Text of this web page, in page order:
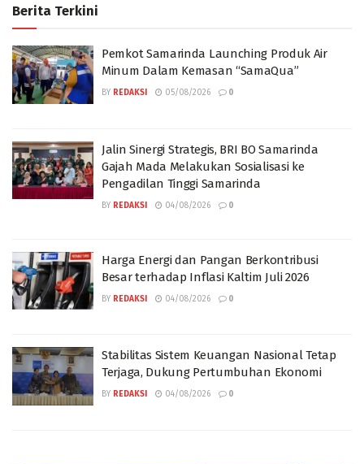
Berita Terkini
Pemkot Samarinda Launching Produk Air
Minum Dalam Kemasan “SamaQua”
BY REDAKSI 05/08/2026 0
Jalin Sinergi Strategis, BRI BO Samarinda
Gajah Mada Melakukan Sosialisasi ke
Pengadilan Tinggi Samarinda
BY REDAKSI 04/08/2026 0
Harga Energi dan Pangan Berkontribusi
Besar terhadap Inflasi Kaltim Juli 2026
BY REDAKSI 04/08/2026 0
Stabilitas Sistem Keuangan Nasional Tetap
Terjaga, Dukung Pertumbuhan Ekonomi
BY REDAKSI 04/08/2026 0